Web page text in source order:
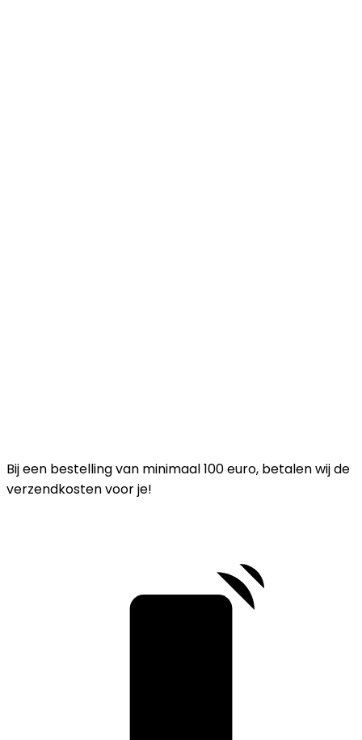
Bij een bestelling van minimaal 100 euro, betalen wij de
verzendkosten voor je!